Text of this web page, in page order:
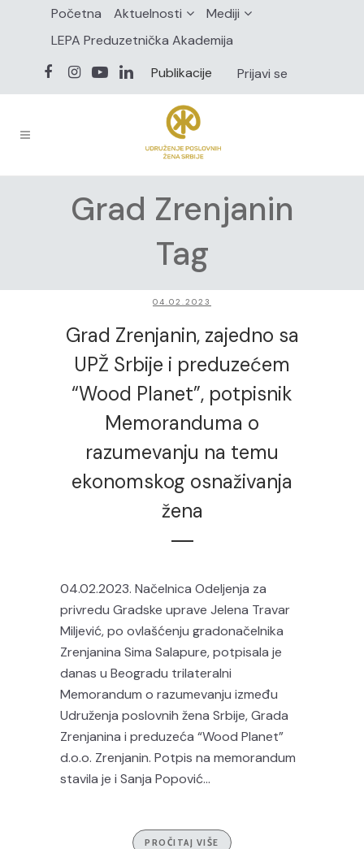
Početna Aktuelnosti
Mediji
LEPA Preduzetnička Akademija
Publikacije
Prijavi se
Grad Zrenjanin
Tag
04.02.2023
Grad Zrenjanin, zajedno sa
UPŽ Srbije i preduzećem
“Wood Planet”, potpisnik
Memoranduma o
razumevanju na temu
ekonomskog osnaživanja
žena
04.02.2023. Načelnica Odeljenja za
privredu Gradske uprave Jelena Travar
Miljević, po ovlašćenju gradonačelnika
Zrenjanina Sima Salapure, potpisala je
danas u Beogradu trilateralni
Memorandum o razumevanju između
Udruženja poslovnih žena Srbije, Grada
Zrenjanina i preduzeća “Wood Planet”
d.o.o. Zrenjanin. Potpis na memorandum
stavila je i Sanja Popović...
PROČITAJ VIŠE